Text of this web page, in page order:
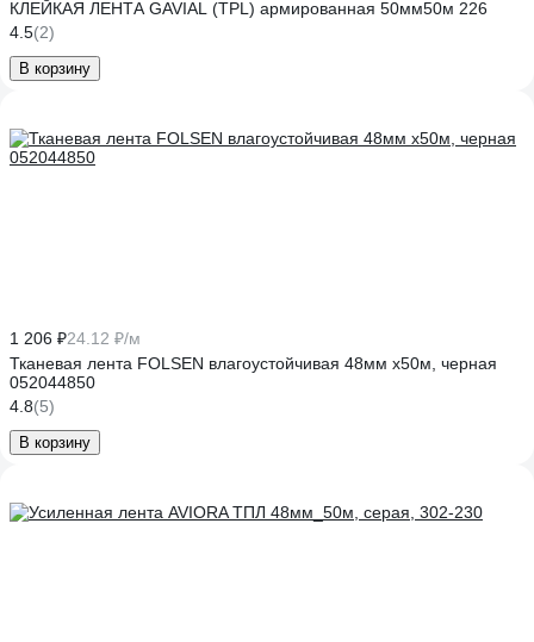
КЛЕЙКАЯ ЛЕНТА GAVIAL (TPL) армированная 50мм50м 226
4.5(2)
В корзину
1 206 ₽24.12 ₽/м
Тканевая лента FOLSEN влагоустойчивая 48мм х50м, черная
052044850
4.8(5)
В корзину